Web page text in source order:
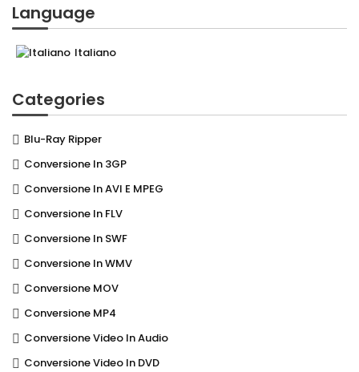
Language
Italiano
Categories
Blu-Ray Ripper
Conversione In 3GP
Conversione In AVI E MPEG
Conversione In FLV
Conversione In SWF
Conversione In WMV
Conversione MOV
Conversione MP4
Conversione Video In Audio
Conversione Video In DVD